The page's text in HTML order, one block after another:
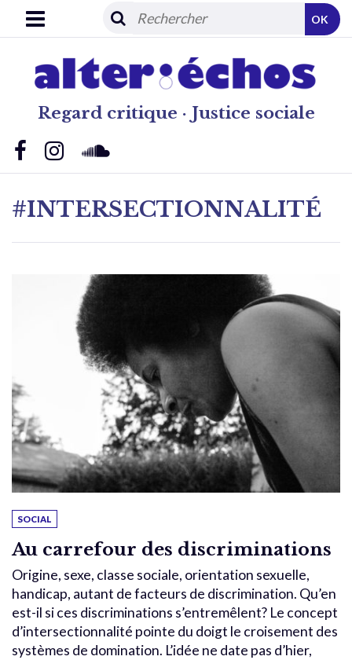
Regard critique · Justice sociale
OK
#INTERSECTIONNALITÉ
SOCIAL
Au carrefour des discriminations
Origine, sexe, classe sociale, orientation sexuelle,
handicap, autant de facteurs de discrimination. Qu’en
est-il si ces discriminations s’entremêlent? Le concept
d’intersectionnalité pointe du doigt le croisement des
systèmes de domination. L’idée ne date pas d’hier,